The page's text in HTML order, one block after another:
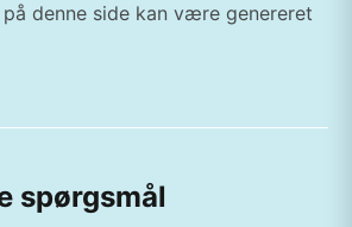
denne side kan være genereret
spørgsmål